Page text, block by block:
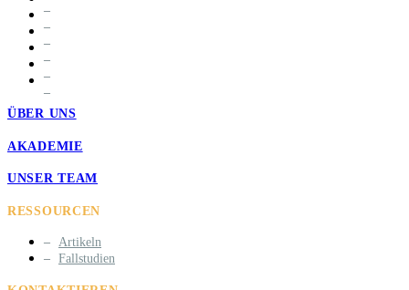
ÜBER UNS
AKADEMIE
UNSER TEAM
RESSOURCEN
Artikeln
Fallstudien